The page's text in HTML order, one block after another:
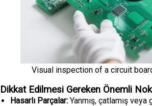
Visual inspection of a circuit
Dikkat Edilmesi Gereken Önemli
Hasarlı Parçalar: Yanmış, çatlamış